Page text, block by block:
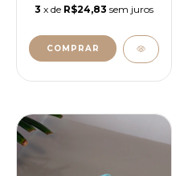
3 x de R$24,83 sem juros
COMPRAR